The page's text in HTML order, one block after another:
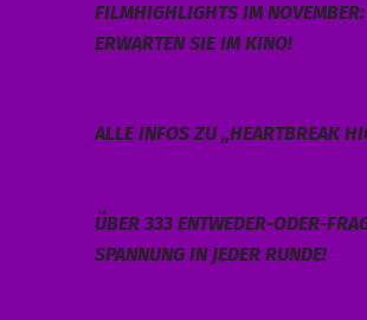
FILMHIGHLIGHTS IM NOVEMBER:
ERWARTEN SIE IM KINO!
ALLE INFOS ZU „HEARTBREAK
ÜBER 333 ENTWEDER-ODER-
PANNUNG IN JEDER RUNDE!